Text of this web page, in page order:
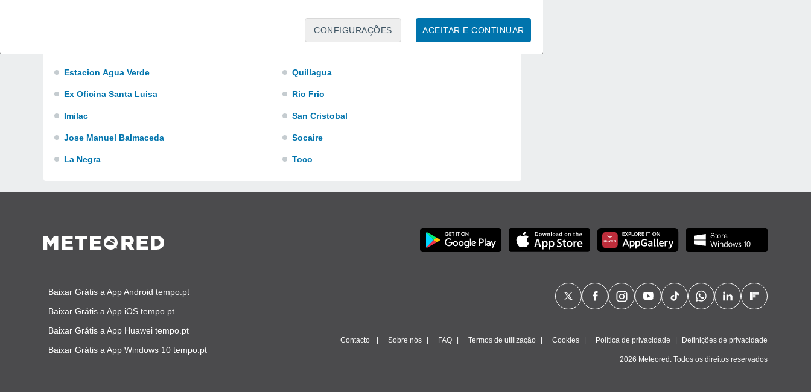
ACEITAR E CONTINUAR
CONFIGURAÇÕES
Estacion Agua Verde
Ex Oficina Santa Luisa
Imilac
Jose Manuel Balmaceda
La Negra
Planta Aconcahua
Quillagua
Rio Frio
San Cristobal
Socaire
Toco
Baixar Grátis a App Android tempo.pt
Baixar Grátis a App iOS tempo.pt
Baixar Grátis a App Huawei tempo.pt
Baixar Grátis a App Windows 10 tempo.pt
Contacto Sobre nós FAQ Termos de utilização Cookies Política de privacidade Definições de privacidade
2026 Meteored. Todos os direitos reservados